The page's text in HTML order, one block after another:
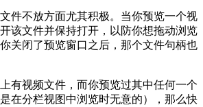
件不放方面尤其积极。当你预览一个视
该文件并保持打开，以防你想拖动浏览
关闭了预览窗口之后，那个文件句柄也
有视频文件，而你预览过其中任何一个
在分栏视图中浏览时无意的），那么快